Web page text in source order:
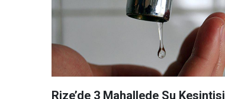
Rize’de 3 Mahallede Su Kesintisi